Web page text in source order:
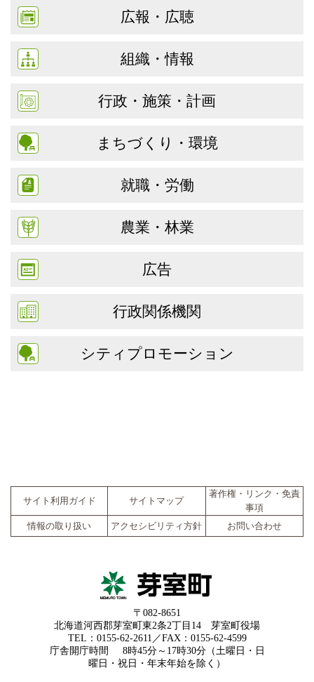
広報・広聴
組織・情報
行政・施策・計画
まちづくり・環境
就職・労働
農業・林業
広告
行政関係機関
シティプロモーション
サイト利用ガイド サイトマップ
著作権・リンク・免責
事項
情報の取り扱い
アクセシビリティ方針 お問い合わせ
〒082-8651
北海道河西郡芽室町東2条2丁目14 芽室町役場
TEL：0155-62-2611／FAX：0155-62-4599
庁舎開庁時間
8時45分～17時30分（土曜日・日
曜日・祝日・年末年始を除く）